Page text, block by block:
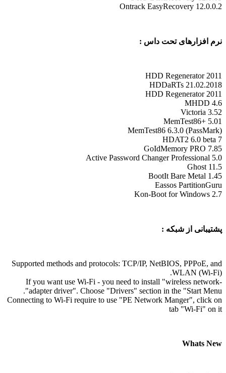
Ontrack EasyRecovery 12.0.0.2
نرم افزارهای تحت داس :
HDD Regenerator 2011
HDDaRTs 21.02.2018
HDD Regenerator 2011
MHDD 4.6
Victoria 3.52
MemTest86+ 5.01
MemTest86 6.3.0 (PassMark)
HDAT2 6.0 beta 7
GoIdMemory PRO 7.85
Active Password Changer Professional 5.0
Ghost 11.5
BootIt Bare Metal 1.45
Eassos PartitionGuru
Kon-Boot for Windows 2.7
پشتیبانی از شبکه :
Supported methods and protocols: TCP/IP, NetBIOS, PPPoE, and
WLAN (Wi-Fi).
If you want use Wi-Fi - you need to install "wireless network-
adapter driver". Choose "Drivers" section in the "Start Menu".
Connecting to Wi-Fi require to use "PE Network Manger", click on
tab "Wi-Fi" on it
Whats New